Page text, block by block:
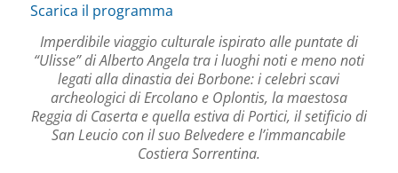
Scarica il programma
Imperdibile viaggio culturale ispirato alle puntate di
“Ulisse” di Alberto Angela tra i luoghi noti e meno noti
legati alla dinastia dei Borbone: i celebri scavi
archeologici di Ercolano e Oplontis, la maestosa
Reggia di Caserta e quella estiva di Portici, il setificio di
San Leucio con il suo Belvedere e l’immancabile
Costiera Sorrentina.